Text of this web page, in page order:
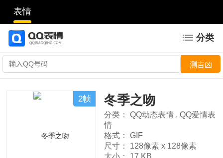
表情
分类
2帧 冬季之吻
分类： QQ动态表情 , QQ爱情表
情
格式：
GIF
尺寸：
128像素 x 128像素
大小：
17 KB